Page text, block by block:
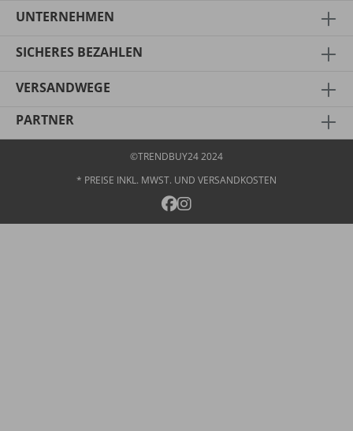
UNTERNEHMEN
SICHERES BEZAHLEN
VERSANDWEGE
PARTNER
* PREISE INKL. MWST. UND VERSANDKOSTEN
©TRENDBUY24 2024